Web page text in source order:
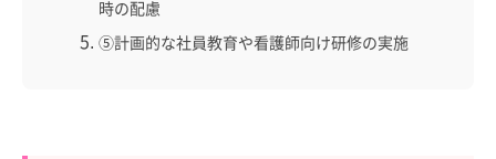
時の配慮
⑤計画的な社員教育や看護師向け研修の実施